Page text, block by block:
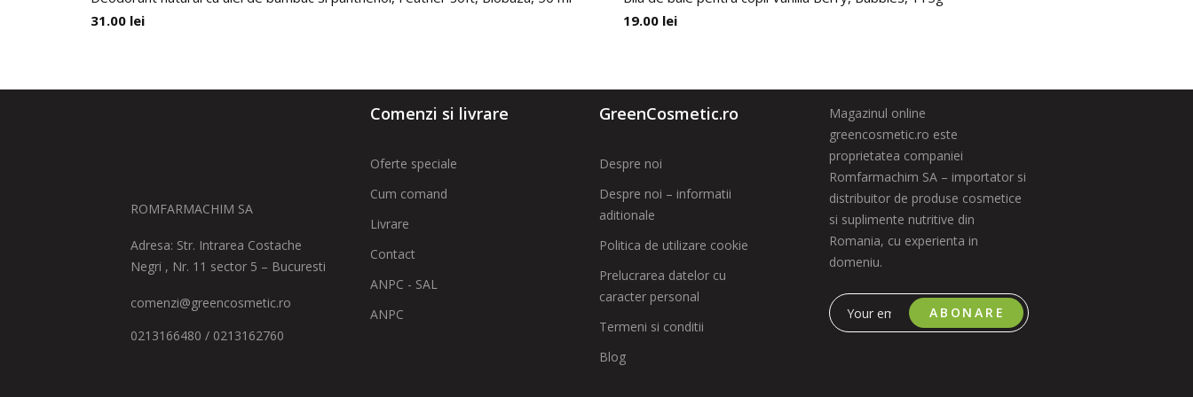
31.00 lei
19.00 lei
ROMFARMACHIM SA
Adresa: Str. Intrarea Costache
Negri , Nr. 11 sector 5 – Bucuresti
comenzi@greencosmetic.ro
0213166480 / 0213162760
Comenzi si livrare
Oferte speciale
Cum comand
Livrare
Contact
ANPC - SAL
ANPC
GreenCosmetic.ro
Despre noi
Despre noi – informatii
aditionale
Politica de utilizare cookie
Prelucrarea datelor cu
caracter personal
Termeni si conditii
Blog
Magazinul online
greencosmetic.ro este
proprietatea companiei
Romfarmachim SA – importator si
distribuitor de produse cosmetice
si suplimente nutritive din
Romania, cu experienta in
domeniu.
ABONARE